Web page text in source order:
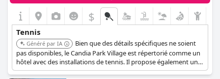
$
Tennis
Généré par IA
Bien que des détails spécifiques ne soient
pas disponibles, le Candia Park Village est répertorié comme un
hôtel avec des installations de tennis. Il propose également un
hébergement 4 étoiles surplombant la baie de Mirabello.